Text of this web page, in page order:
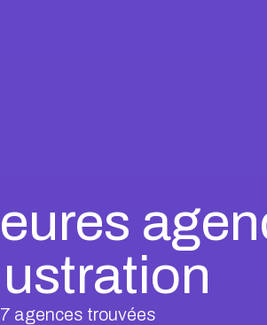
agences trouvées